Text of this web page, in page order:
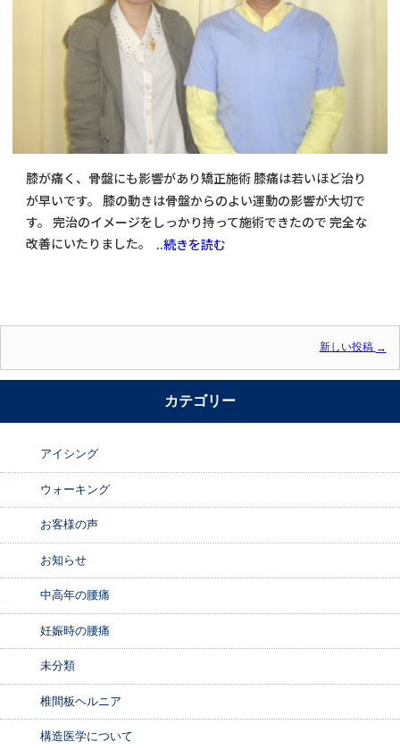
膝が痛く、骨盤にも影響があり矯正施術 膝痛は若いほど治り
が早いです。 膝の動きは骨盤からのよい運動の影響が大切で
す。 完治のイメージをしっかり持って施術できたので 完全な
改善にいたりました。 ..続きを読む
新しい投稿 →
カテゴリー
アイシング
ウォーキング
お客様の声
お知らせ
中高年の腰痛
妊娠時の腰痛
未分類
椎間板ヘルニア
構造医学について